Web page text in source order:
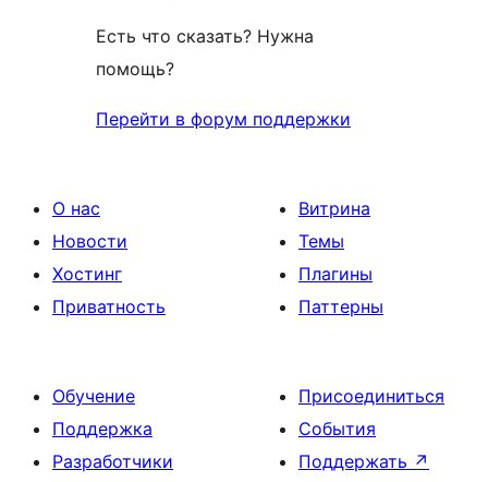
Есть что сказать? Нужна
помощь?
Перейти в форум поддержки
О нас
Новости
Хостинг
Приватность
Витрина
Темы
Плагины
Паттерны
Обучение
Поддержка
Разработчики
Присоединиться
События
Поддержать ↗